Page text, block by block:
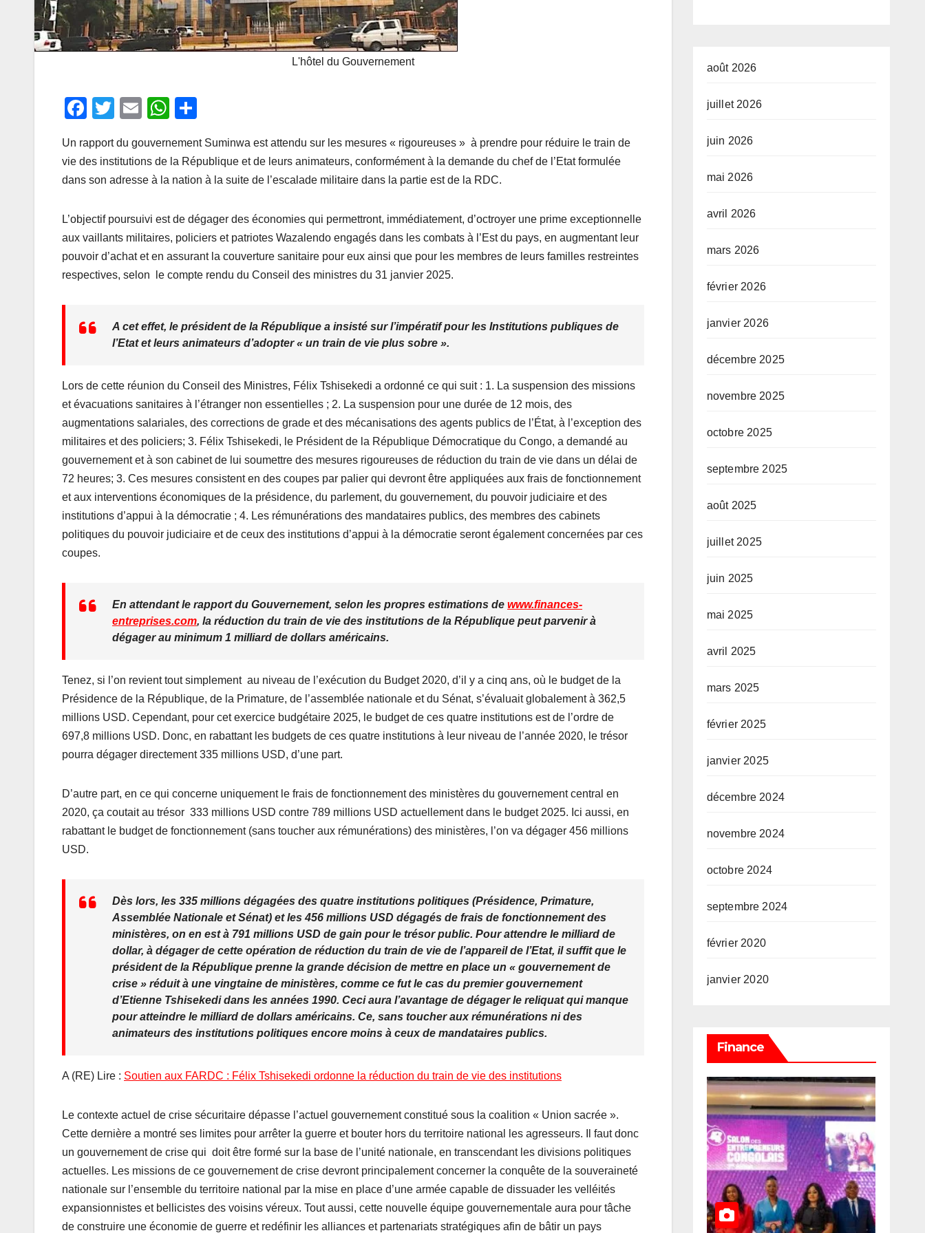
L'hôtel du Gouvernement
F
c
e
o
o
k
T
tt
er
E
ail
W
at
s
p
p
ta
g
Un rapport du gouvernement Suminwa est attendu sur les mesures « rigoureuses » à prendre pour réduire le train de
vie des institutions de la République et de leurs animateurs, conformément à la demande du chef de l’Etat formulée
dans son adresse à la nation à la suite de l’escalade militaire dans la partie est de la RDC.
L’objectif poursuivi est de dégager des économies qui permettront, immédiatement, d’octroyer une prime exceptionnelle
aux vaillants militaires, policiers et patriotes Wazalendo engagés dans les combats à l’Est du pays, en augmentant leur
pouvoir d’achat et en assurant la couverture sanitaire pour eux ainsi que pour les membres de leurs familles restreintes
respectives, selon le compte rendu du Conseil des ministres du 31 janvier 2025.
A cet effet, le président de la République a insisté sur l’impératif pour les Institutions publiques de
l’Etat et leurs animateurs d’adopter « un train de vie plus sobre ».
Lors de cette réunion du Conseil des Ministres, Félix Tshisekedi a ordonné ce qui suit : 1. La suspension des missions
et évacuations sanitaires à l’étranger non essentielles ; 2. La suspension pour une durée de 12 mois, des
augmentations salariales, des corrections de grade et des mécanisations des agents publics de l’État, à l’exception des
militaires et des policiers; 3. Félix Tshisekedi, le Président de la République Démocratique du Congo, a demandé au
gouvernement et à son cabinet de lui soumettre des mesures rigoureuses de réduction du train de vie dans un délai de
72 heures; 3. Ces mesures consistent en des coupes par palier qui devront être appliquées aux frais de fonctionnement
et aux interventions économiques de la présidence, du parlement, du gouvernement, du pouvoir judiciaire et des
institutions d’appui à la démocratie ; 4. Les rémunérations des mandataires publics, des membres des cabinets
politiques du pouvoir judiciaire et de ceux des institutions d’appui à la démocratie seront également concernées par ces
coupes.
En attendant le rapport du Gouvernement, selon les propres estimations de www.finances-
entreprises.com, la réduction du train de vie des institutions de la République peut parvenir à
dégager au minimum 1 milliard de dollars américains.
Tenez, si l’on revient tout simplement au niveau de l’exécution du Budget 2020, d’il y a cinq ans, où le budget de la
Présidence de la République, de la Primature, de l’assemblée nationale et du Sénat, s’évaluait globalement à 362,5
millions USD. Cependant, pour cet exercice budgétaire 2025, le budget de ces quatre institutions est de l’ordre de
697,8 millions USD. Donc, en rabattant les budgets de ces quatre institutions à leur niveau de l’année 2020, le trésor
pourra dégager directement 335 millions USD, d’une part.
D’autre part, en ce qui concerne uniquement le frais de fonctionnement des ministères du gouvernement central en
2020, ça coutait au trésor 333 millions USD contre 789 millions USD actuellement dans le budget 2025. Ici aussi, en
rabattant le budget de fonctionnement (sans toucher aux rémunérations) des ministères, l’on va dégager 456 millions
USD.
Dès lors, les 335 millions dégagées des quatre institutions politiques (Présidence, Primature,
Assemblée Nationale et Sénat) et les 456 millions USD dégagés de frais de fonctionnement des
ministères, on en est à 791 millions USD de gain pour le trésor public. Pour attendre le milliard de
dollar, à dégager de cette opération de réduction du train de vie de l’appareil de l’Etat, il suffit que le
président de la République prenne la grande décision de mettre en place un « gouvernement de
crise » réduit à une vingtaine de ministères, comme ce fut le cas du premier gouvernement
d’Etienne Tshisekedi dans les années 1990. Ceci aura l’avantage de dégager le reliquat qui manque
pour atteindre le milliard de dollars américains. Ce, sans toucher aux rémunérations ni des
animateurs des institutions politiques encore moins à ceux de mandataires publics.
A (RE) Lire : Soutien aux FARDC : Félix Tshisekedi ordonne la réduction du train de vie des institutions
Le contexte actuel de crise sécuritaire dépasse l’actuel gouvernement constitué sous la coalition « Union sacrée ».
Cette dernière a montré ses limites pour arrêter la guerre et bouter hors du territoire national les agresseurs. Il faut donc
un gouvernement de crise qui doit être formé sur la base de l’unité nationale, en transcendant les divisions politiques
actuelles. Les missions de ce gouvernement de crise devront principalement concerner la conquête de la souveraineté
nationale sur l’ensemble du territoire national par la mise en place d’une armée capable de dissuader les velléités
expansionnistes et bellicistes des voisins véreux. Tout aussi, cette nouvelle équipe gouvernementale aura pour tâche
de construire une économie de guerre et redéfinir les alliances et partenariats stratégiques afin de bâtir un pays
mobilise les
investisseurs
autour de
destination
phare de
nt en Afrique
africaine–
Nouveau
pour le
développeme
nt de l’Afrique
NEPAD)
août 2026
juillet 2026
juin 2026
mai 2026
avril 2026
mars 2026
février 2026
janvier 2026
décembre 2025
novembre 2025
octobre 2025
septembre 2025
août 2025
juillet 2025
juin 2025
mai 2025
avril 2025
mars 2025
février 2025
janvier 2025
décembre 2024
novembre 2024
octobre 2024
septembre 2024
février 2020
janvier 2020
Finance